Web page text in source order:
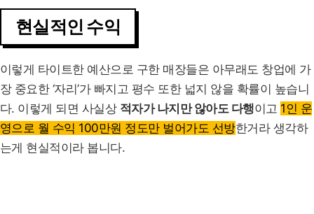
현실적인 수익
이렇게 타이트한 예산으로 구한 매장들은 아무래도 창업에 가
장 중요한 ‘자리’가 빠지고 평수 또한 넓지 않을 확률이 높습니
다. 이렇게 되면 사실상 적자가 나지만 않아도 다행이고 1인 운
영으로 월 수익 100만원 정도만 벌어가도 선방한거라 생각하
는게 현실적이라 봅니다.